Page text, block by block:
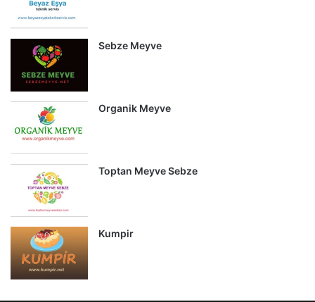
Sebze Meyve
Organik Meyve
Toptan Meyve Sebze
Kumpir